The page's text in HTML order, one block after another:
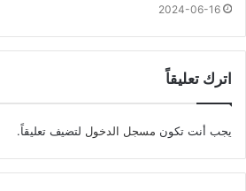
2024-06-16
اترك تعليقاً
يجب أنت تكون مسجل الدخول لتضيف تعليقاً.